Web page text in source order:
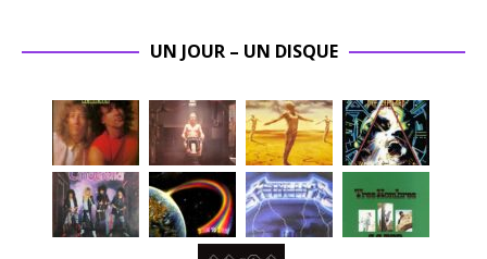
UN JOUR – UN DISQUE